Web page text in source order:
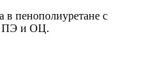
в пенополиуретане с
ПЭ и ОЦ.